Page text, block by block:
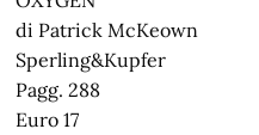
di Patrick McKeown
Sperling&Kupfer
Pagg. 288
Euro 17